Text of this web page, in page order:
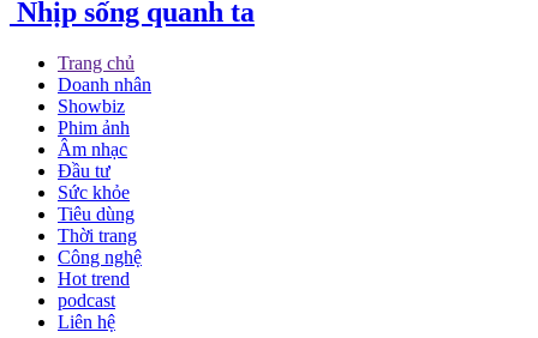
Nhịp sống quanh ta
Trang chủ
Doanh nhân
Showbiz
Phim ảnh
Âm nhạc
Đầu tư
Sức khỏe
Tiêu dùng
Thời trang
Công nghệ
Hot trend
podcast
Liên hệ